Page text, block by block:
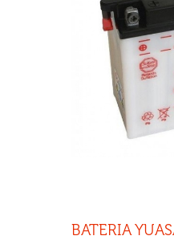
BATERIA